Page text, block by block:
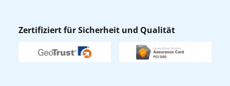
Verhaltens- & Ethikkodex
Newsletter
Zertifiziert für Sicherheit und Qualität